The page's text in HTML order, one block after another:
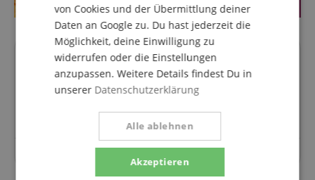
Fragen zum Artikel
von Cookies und der Übermittlung deiner
Daten an Google zu. Du hast jederzeit die
Möglichkeit, deine Einwilligung zu
widerrufen oder die Einstellungen
anzupassen. Weitere Details findest Du in
unserer Datenschutzerklärung
Akzeptieren
Alle ablehnen